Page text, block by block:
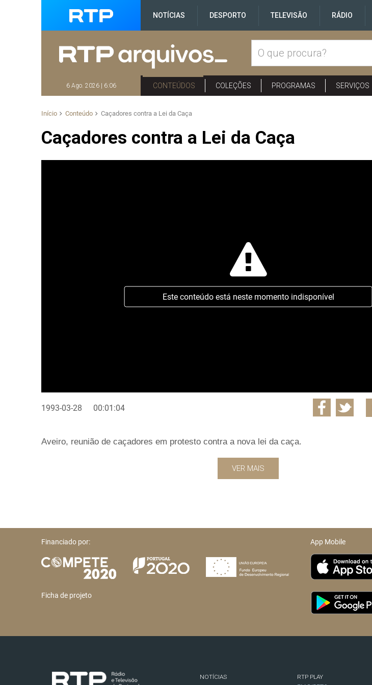
NOTÍCIAS DESPORTO TELEVISÃO RÁDIO
6 Ago. 2026 | 6:06 CONTEÚDOS COLEÇÕES PROGRAMAS SERVIÇOS
Início Conteúdo Caçadores contra a Lei da Caça
Caçadores contra a Lei da Caça
Este conteúdo está neste momento indisponível
1993-03-28 00:01:04
Aveiro, reunião de caçadores em protesto contra a nova lei da caça.
VER MAIS
Financiado por:
Ficha de projeto
App Mobile
NOTÍCIAS
RTP PLAY